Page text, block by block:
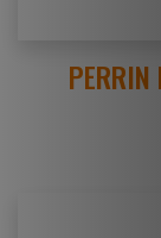
PERRIN